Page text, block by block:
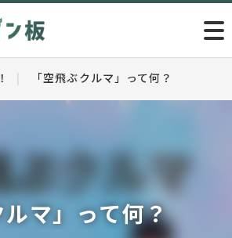
「空飛ぶクルマ」って何？
ルマ」って何？